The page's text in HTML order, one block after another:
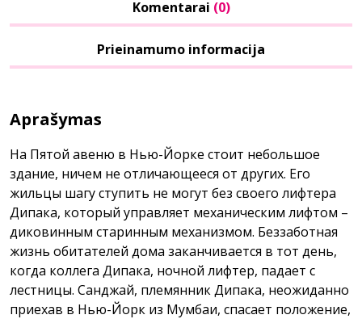
Komentarai (0)
Prieinamumo informacija
Aprašymas
На Пятой авеню в Нью-Йорке стоит небольшое
здание, ничем не отличающееся от других. Его
жильцы шагу ступить не могут без своего лифтера
Дипака, который управляет механическим лифтом –
диковинным старинным механизмом. Беззаботная
жизнь обитателей дома заканчивается в тот день,
когда коллега Дипака, ночной лифтер, падает с
лестницы. Санджай, племянник Дипака, неожиданно
приехав в Нью-Йорк из Мумбаи, спасает положение,